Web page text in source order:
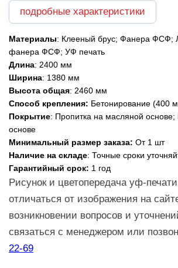
подробные характеристики
Материалы: Клееный брус; Фанера ФСФ;
фанера ФСФ; УФ печать
Длина: 2400 мм
Ширина: 1380 мм
Высота общая: 2460 мм
Способ крепления: Бетонирование (400
Покрытие: Пропитка на масляной основе;
основе
Минимальный размер заказа: От 1 шт
Наличие на складе: Точные сроки
Гарантийный срок: 1 год
Рисунок и цветопередача уф-
отличаться от изображения на
возникновении вопросов и
связаться с менеджером или
22-69